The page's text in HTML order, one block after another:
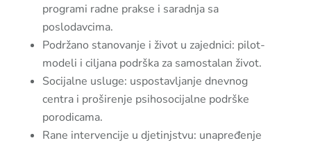
programi radne prakse i saradnja sa
poslodavcima.
Podržano stanovanje i život u zajednici: pilot-
modeli i ciljana podrška za samostalan život.
Socijalne usluge: uspostavljanje dnevnog
centra i proširenje psihosocijalne podrške
porodicama.
Rane intervencije u djetinjstvu: unapređenje